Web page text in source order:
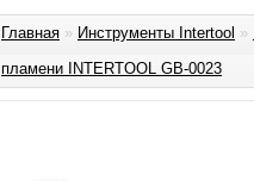
Главная » Инструменты Intertool »
пламени INTERTOOL GB-0023